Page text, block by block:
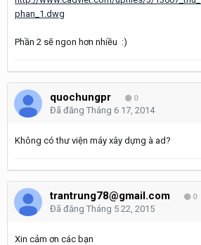
phan_1.dwg
Phần 2 sẽ ngon hơn nhiều :)
quochungpr 0
Đã đăng Tháng 6 17, 2014
Không có thư viện máy xây dựng à ad?
trantrung78@gmail.com 0
Đã đăng Tháng 5 22, 2015
Xin cảm ơn các bạn